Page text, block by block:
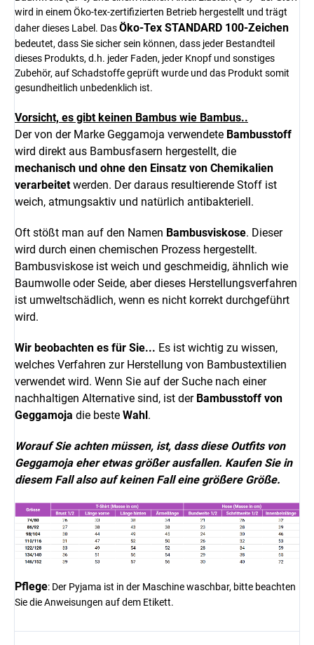
wird in einem Öko-tex-zertifizierten Betrieb hergestellt und trägt
daher dieses Label. DasÖko-Tex STANDARD 100-Zeichen
bedeutet, dass Sie sicher sein können, dass jeder Bestandteil
dieses Produkts, d.h. jeder Faden, jeder Knopf und sonstiges
Zubehör, auf Schadstoffe geprüft wurde und das Produkt somit
gesundheitlich unbedenklich ist.
Vorsicht, es gibt keinen Bambus wie Bambus..
Der von der Marke Geggamoja verwendete Bambusstoff
wird direkt aus Bambusfasern hergestellt, die
mechanisch und ohne den Einsatz von Chemikalien
verarbeitetwerden. Der daraus resultierende Stoff ist
weich, atmungsaktiv und natürlich antibakteriell.
Oft stößt man auf den Namen Bambusviskose. Dieser
wird durch einen chemischen Prozess hergestellt.
Bambusviskose ist weich und geschmeidig, ähnlich wie
Baumwolle oder Seide, aber dieses Herstellungsverfahren
ist umweltschädlich, wenn es nicht korrekt durchgeführt
wird.
Wir beobachten es für Sie... Es ist wichtig zu wissen,
welches Verfahren zur Herstellung von Bambustextilien
verwendet wird. Wenn Sie auf der Suche nach einer
nachhaltigen Alternative sind, ist der Bambusstoff von
Geggamoja die beste Wahl .
Worauf Sie achten müssen, ist, dass diese Outfits von
Geggamoja eher etwas größer ausfallen. Kaufen Sie in
diesem Fall also auf keinen Fall eine größere Größe.
Pflege: Der Pyjama ist in der Maschine waschbar, bitte beachten
Sie die Anweisungen auf dem Etikett.